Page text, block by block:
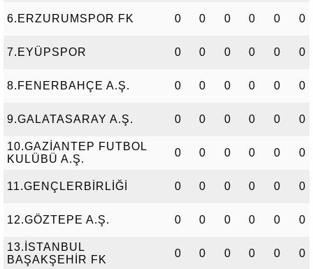
6.ERZURUMSPOR FK 0 0 0 0 0 0
7.EYÜPSPOR 0 0 0 0 0 0
8.FENERBAHÇE A.Ş. 0 0 0 0 0 0
9.GALATASARAY A.Ş. 0 0 0 0 0 0
10.GAZİANTEP FUTBOL
KULÜBÜ A.Ş.
0 0 0 0 0 0
11.GENÇLERBİRLİĞİ 0 0 0 0 0 0
12.GÖZTEPE A.Ş. 0 0 0 0 0 0
13.İSTANBUL
BAŞAKŞEHİR FK
0 0 0 0 0 0